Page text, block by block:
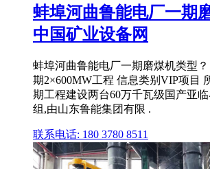
蚌埠河曲鲁能电厂一期
中国矿业设备网
蚌埠河曲鲁能电厂一期磨煤机类型
期2×600MW工程 信息类别VIP项目
期工程建设两台60万千瓦级国产亚
组,由山东鲁能集团有限 .
联系电话: 180 3780 8511